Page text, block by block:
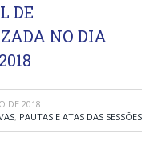
DE
NO DIA
DE 2018
, PAUTAS E ATAS DAS SESSÕES